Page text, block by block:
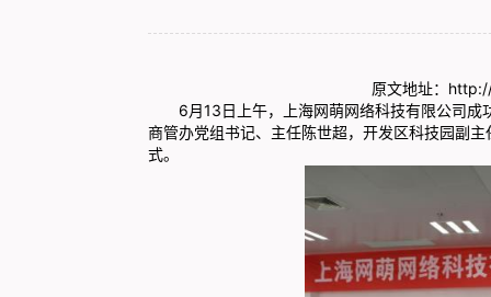
原文地址：
6月13日上午，上海网萌网络科技有限公司成
商管办党组书记、主任陈世超，开发区科技园副
式。